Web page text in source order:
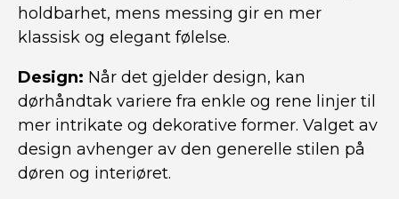
holdbarhet, mens messing gir en mer
klassisk og elegant følelse.
Design: Når det gjelder design, kan
dørhåndtak variere fra enkle og rene linjer til
mer intrikate og dekorative former. Valget av
design avhenger av den generelle stilen på
døren og interiøret.